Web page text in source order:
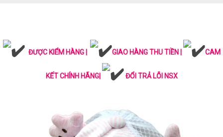
ĐƯỢC KIỂM HÀNG | GIAO HÀNG THU TIỀN | CAM
KẾT CHÍNH HÃNG| ĐỔI TRẢ LỖI NSX